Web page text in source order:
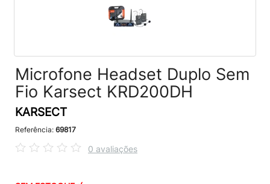
Microfone Headset Duplo Sem
Fio Karsect KRD200DH
KARSECT
Referência: 69817
0 avaliações